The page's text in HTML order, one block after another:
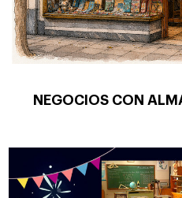
NEGOCIOS CON